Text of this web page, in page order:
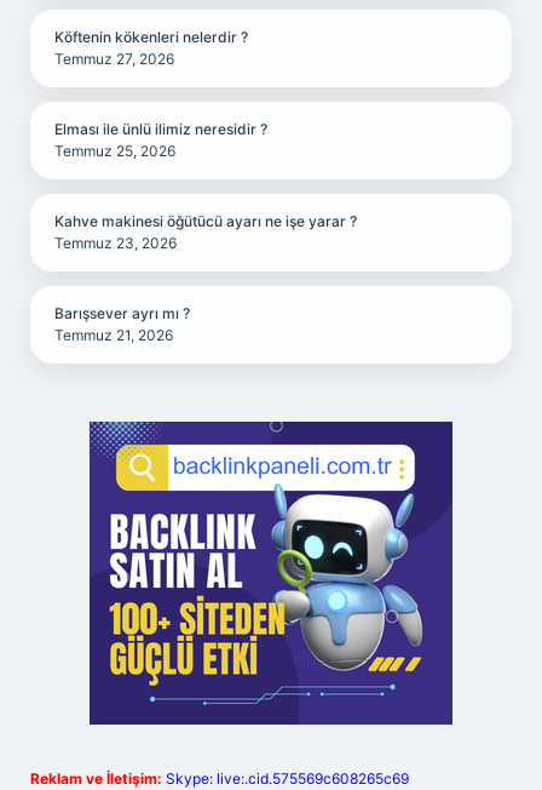
Köftenin kökenleri nelerdir ?
Temmuz 27, 2026
Elması ile ünlü ilimiz neresidir ?
Temmuz 25, 2026
Kahve makinesi öğütücü ayarı ne işe yarar ?
Temmuz 23, 2026
Barışsever ayrı mı ?
Temmuz 21, 2026
Reklam ve İletişim: Skype: live:.cid.575569c608265c69